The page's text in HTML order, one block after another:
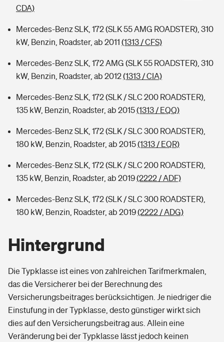
CDA)
Mercedes-Benz SLK, 172 (SLK 55 AMG ROADSTER), 310
kW, Benzin, Roadster, ab 2011 (1313 / CFS)
Mercedes-Benz SLK, 172 AMG (SLK 55 ROADSTER), 310
kW, Benzin, Roadster, ab 2012(1313 / CIA)
Mercedes-Benz SLK, 172 (SLK / SLC 200 ROADSTER),
135 kW, Benzin, Roadster, ab 2015(1313 / EQQ)
Mercedes-Benz SLK, 172 (SLK / SLC 300 ROADSTER),
180 kW, Benzin, Roadster, ab 2015(1313 / EQR)
Mercedes-Benz SLK, 172 (SLK / SLC 200 ROADSTER),
135 kW, Benzin, Roadster, ab 2019(2222 / ADF)
Mercedes-Benz SLK, 172 (SLK / SLC 300 ROADSTER),
180 kW, Benzin, Roadster, ab 2019(2222 / ADG)
Hintergrund
Die Typklasse ist eines von zahlreichen Tarifmerkmalen,
das die Versicherer bei der Berechnung des
Versicherungsbeitrages berücksichtigen. Je niedriger die
Einstufung in der Typklasse, desto günstiger wirkt sich
dies auf den Versicherungsbeitrag aus. Allein eine
Veränderung bei der Typklasse lässt jedoch keinen